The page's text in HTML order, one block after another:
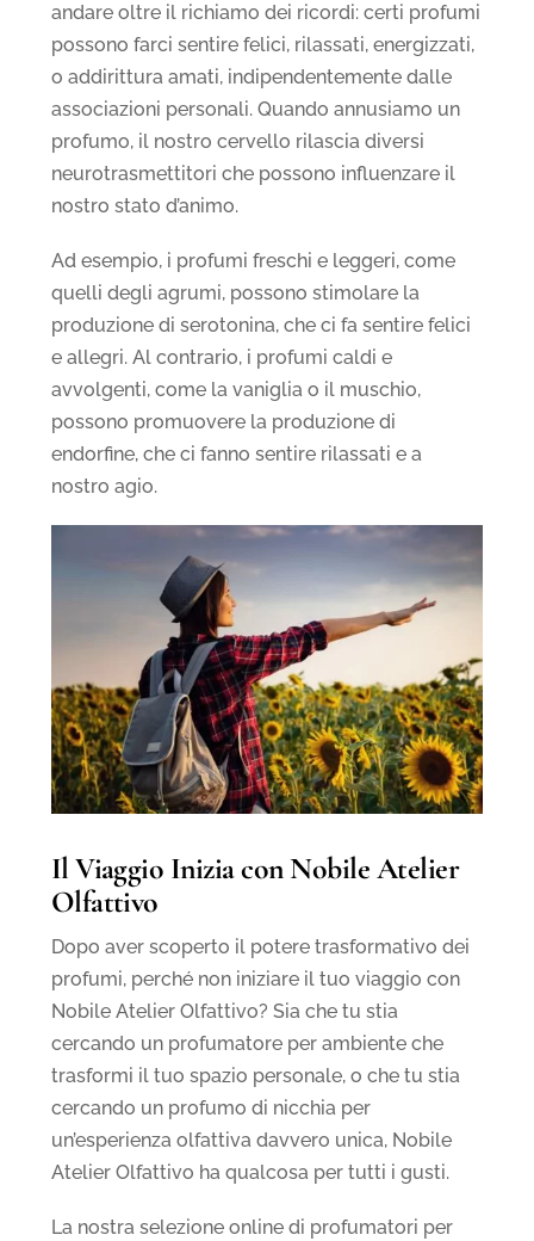
andare oltre il richiamo dei ricordi: certi profumi
possono farci sentire felici, rilassati, energizzati,
o addirittura amati, indipendentemente dalle
associazioni personali. Quando annusiamo un
profumo, il nostro cervello rilascia diversi
neurotrasmettitori che possono influenzare il
nostro stato d’animo.
Ad esempio, i profumi freschi e leggeri, come
quelli degli agrumi, possono stimolare la
produzione di serotonina, che ci fa sentire felici
e allegri. Al contrario, i profumi caldi e
avvolgenti, come la vaniglia o il muschio,
possono promuovere la produzione di
endorfine, che ci fanno sentire rilassati e a
nostro agio.
Il Viaggio Inizia con Nobile Atelier
Olfattivo
Dopo aver scoperto il potere trasformativo dei
profumi, perché non iniziare il tuo viaggio con
Nobile Atelier Olfattivo? Sia che tu stia
cercando un profumatore per ambiente che
trasformi il tuo spazio personale, o che tu stia
cercando un profumo di nicchia per
un’esperienza olfattiva davvero unica, Nobile
Atelier Olfattivo ha qualcosa per tutti i gusti.
La nostra selezione online di profumatori per